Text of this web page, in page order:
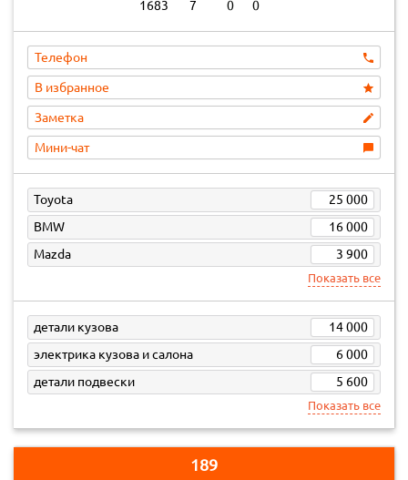
1683 7 0 0
Телефон
В избранное
Заметка
Мини-чат
Toyota
25 000
BMW
16 000
Mazda
3 900
Показать все
детали кузова
14 000
электрика кузова и салона
6 000
детали подвески
5 600
Показать все
189